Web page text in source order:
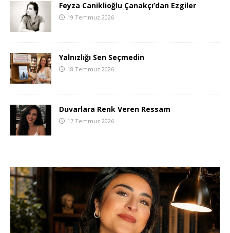
Feyza Caniklioğlu Çanakçı’dan Ezgiler
19 Temmuz 2026
Yalnızlığı Sen Seçmedin
18 Temmuz 2026
Duvarlara Renk Veren Ressam
17 Temmuz 2026